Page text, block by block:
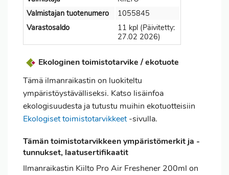
Valmistajan tuotenumero
1055845
Varastosaldo
11 kpl (Päivitetty:
27.02 2026)
Ekologinen toimistotarvike / ekotuote
Tämä ilmanraikastin on luokiteltu
ympäristöystävälliseksi. Katso lisäinfoa
ekologisuudesta ja tutustu muihin ekotuotteisiin
Ekologiset toimistotarvikkeet-sivulla.
Tämän toimistotarvikkeen ympäristömerkit ja -
tunnukset, laatusertifikaatit
Ilmanraikastin Kiilto Pro Air Freshener 200ml on